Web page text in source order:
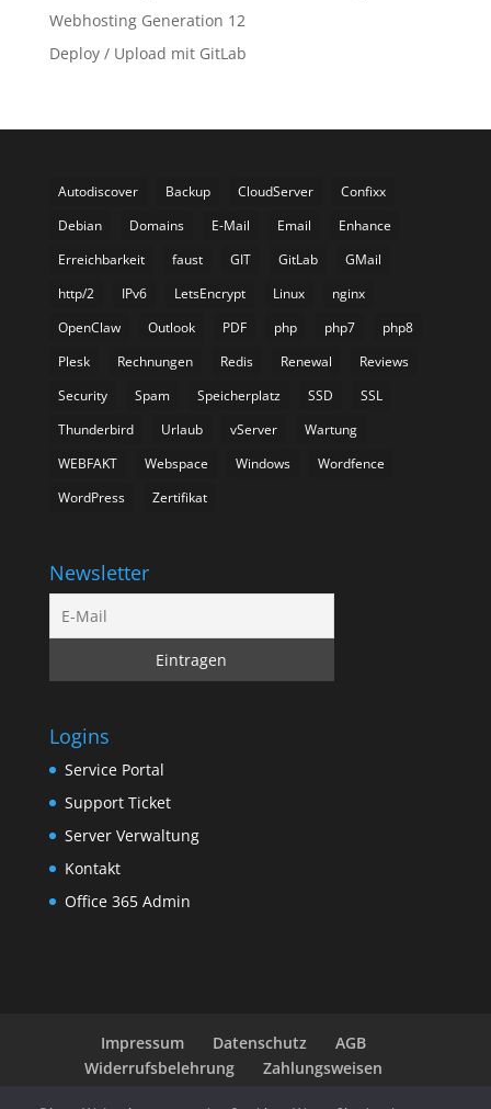
Webhosting Generation 12
Deploy / Upload mit GitLab
Autodiscover Backup CloudServer
Confixx
Debian
Domains E-Mail Email
Enhance
Erreichbarkeit
faust GIT GitLab
GMail
http/2
IPv6 LetsEncrypt Linux
nginx
OpenClaw
Outlook PDF php php7
php8
Plesk
Rechnungen Redis Renewal
Reviews
Security
Spam Speicherplatz SSD
SSL
Thunderbird
Urlaub vServer
Wartung
WEBFAKT
Webspace Windows
Wordfence
WordPress
Zertifikat
Newsletter
Logins
Service Portal
Support Ticket
Server Verwaltung
Kontakt
Office 365 Admin
Impressum Datenschutz
AGB
Widerrufsbelehrung
Zahlungsweisen